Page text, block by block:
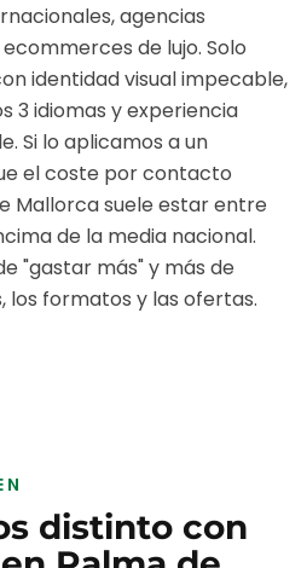
agencias
de lujo. Solo
identidad visual impecable,
3 idiomas y experiencia
Si lo aplicamos a un
el coste por contacto
Mallorcasuele estar entre
de la media nacional.
"gastar más" y más de
los formatos y las ofertas.
distinto con